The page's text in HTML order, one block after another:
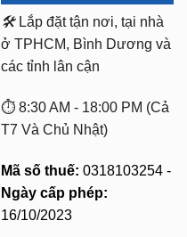
🛠️ Lắp đặt tận nơi, tại nhà
ở TPHCM, Bình Dương và
các tỉnh lân cận
⏱️ 8:30 AM - 18:00 PM (Cả
T7 Và Chủ Nhật)
Mã số thuế: 0318103254 -
Ngày cấp phép:
16/10/2023